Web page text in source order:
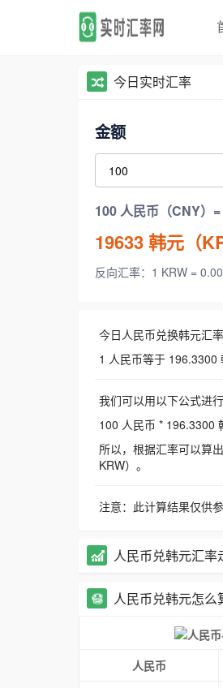
今日实时汇率
金额
100 人民币（CNY）=
19633韩元（
反向汇率：1 KRW =
今日人民币兑换韩元汇率
1 人民币等于 196.3300
我们可以用以下公式进行
100 人民币 * 196.3300
所以，根据汇率可以算
KRW）。
注意：此计算结果仅供
人民币兑韩元汇率
人民币兑韩元怎么
人民币